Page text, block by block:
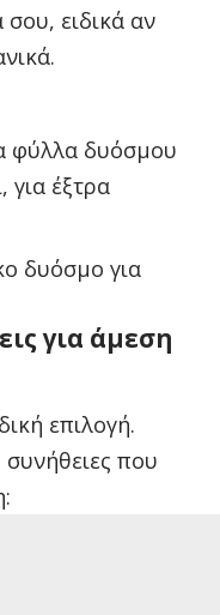
ειδικά αν
φύλλα δυόσμου
για έξτρα
δυόσμο για
για άμεση
επιλογή.
που